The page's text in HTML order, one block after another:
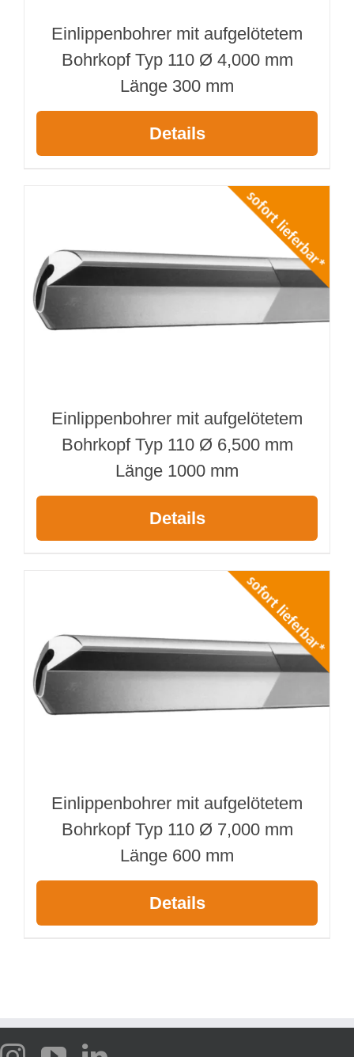
Einlippenbohrer mit aufgelötetem
Bohrkopf Typ 110 Ø 4,000 mm
Länge 300 mm
Details
Einlippenbohrer mit aufgelötetem
Bohrkopf Typ 110 Ø 6,500 mm
Länge 1000 mm
Details
Einlippenbohrer mit aufgelötetem
Bohrkopf Typ 110 Ø 7,000 mm
Länge 600 mm
Details